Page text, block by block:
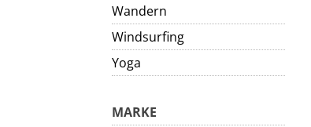
Wandern
Windsurfing
Yoga
MARKE